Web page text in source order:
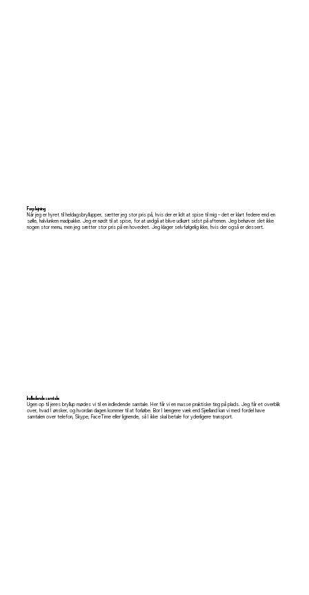
Forplejning
Når jeg er hyret til heldagsbryllupper, sætter jeg stor pris på, hvis der er lidt at spise til mig – det er klart federe end en
sølle, halvlunken madpakke. Jeg er nødt til at spise, for at undgå at blive udkørt sidst på aftenen. Jeg behøver slet ikke
nogen stor menu, men jeg sætter stor pris på en hovedret. Jeg klager selvfølgelig ikke, hvis der også er dessert.
Indledende samtale
Ugen op til jeres bryllup mødes vi til en indledende samtale. Her får vi en masse praktiske ting på plads. Jeg får et overblik
over, hvad I ønsker, og hvordan dagen kommer til at forløbe. Bor I længere væk end Sjælland kan vi med fordel have
samtalen over telefon, Skype, FaceTime eller lignende, så I ikke skal betale for yderligere transport.